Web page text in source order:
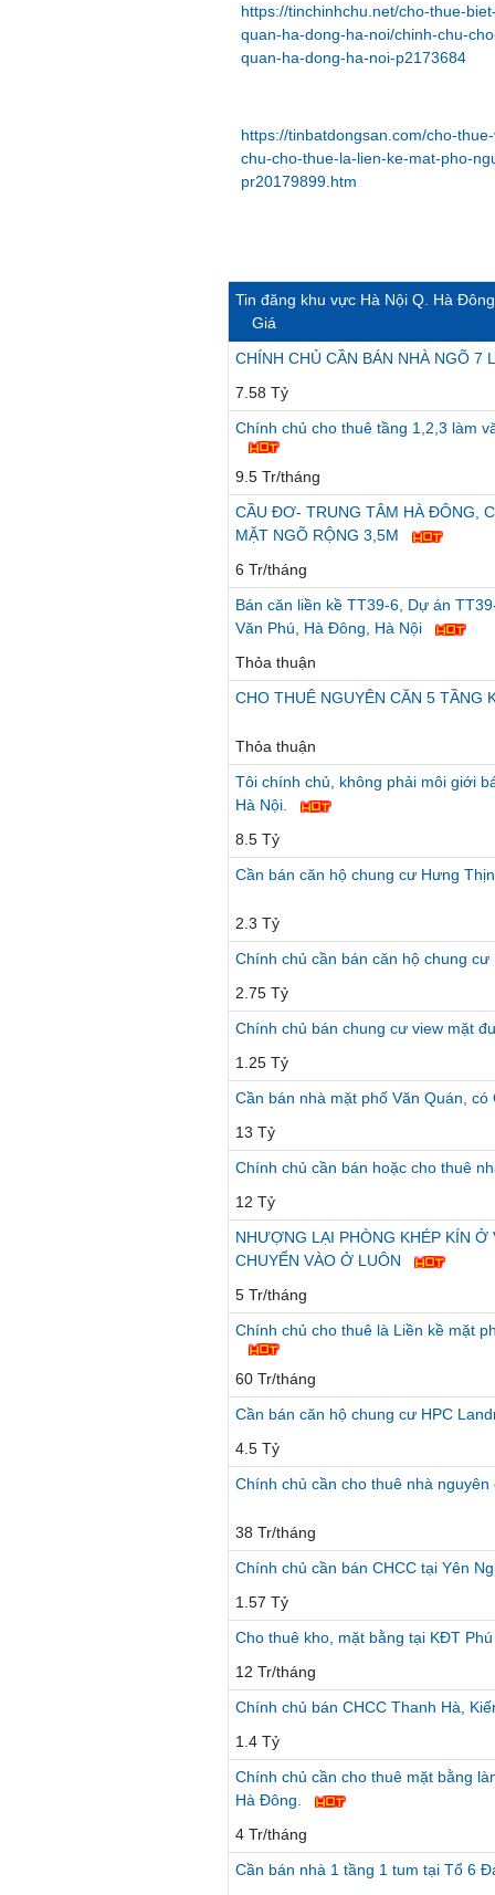
https://tinchinhchu.net/cho-thue-
quan-ha-dong-ha-noi/chinh-chu-
quan-ha-dong-ha-noi-p2173684
https://tinbatdongsan.com/cho-
chu-cho-thue-la-lien-ke-mat-pho-
pr20179899.htm
Tin đăng khu vực Hà Nội Q. Hà Đông
Giá
CHÍNH CHỦ CẦN BÁN NHÀ NGÕ 7
7.58 Tỷ
Chính chủ cho thuê tầng 1,2,3 làm
9.5 Tr/tháng
CẦU ĐƠ- TRUNG TÂM HÀ ĐÔNG,
MẶT NGÕ RỘNG 3,5M
6 Tr/tháng
Bán căn liền kề TT39-6, Dự án
Văn Phú, Hà Đông, Hà Nội
Thỏa thuận
CHO THUÊ NGUYÊN CĂN 5 TẦNG
Thỏa thuận
Tôi chính chủ, không phải môi giới
Hà Nội.
8.5 Tỷ
Cần bán căn hộ chung cư Hưng
2.3 Tỷ
Chính chủ cần bán căn hộ chung
2.75 Tỷ
Chính chủ bán chung cư view mặt
1.25 Tỷ
Cần bán nhà mặt phố Văn Quán,
13 Tỷ
Chính chủ cần bán hoặc cho thuê
12 Tỷ
NHƯỢNG LẠI PHÒNG KHÉP KÍN
CHUYỂN VÀO Ở LUÔN
5 Tr/tháng
Chính chủ cho thuê là Liền kề mặt
60 Tr/tháng
Cần bán căn hộ chung cư HPC
4.5 Tỷ
Chính chủ cần cho thuê nhà
38 Tr/tháng
Chính chủ cần bán CHCC tại Yên
1.57 Tỷ
Cho thuê kho, mặt bằng tại KĐT
12 Tr/tháng
Chính chủ bán CHCC Thanh Hà,
1.4 Tỷ
Chính chủ cần cho thuê mặt bằng
Hà Đông.
4 Tr/tháng
Cần bán nhà 1 tầng 1 tum tại Tổ 6